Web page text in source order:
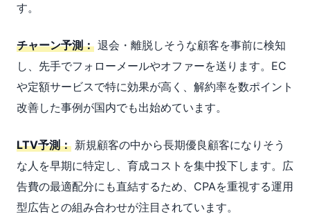
す。
チャーン予測： 退会・離脱しそうな顧客を事前に検知
し、先手でフォローメールやオファーを送ります。EC
や定額サービスで特に効果が高く、解約率を数ポイント
改善した事例が国内でも出始めています。
LTV予測： 新規顧客の中から長期優良顧客になりそう
な人を早期に特定し、育成コストを集中投下します。広
告費の最適配分にも直結するため、CPAを重視する運用
型広告との組み合わせが注目されています。